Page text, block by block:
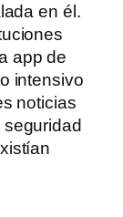
en él.
app de
intensivo
noticias